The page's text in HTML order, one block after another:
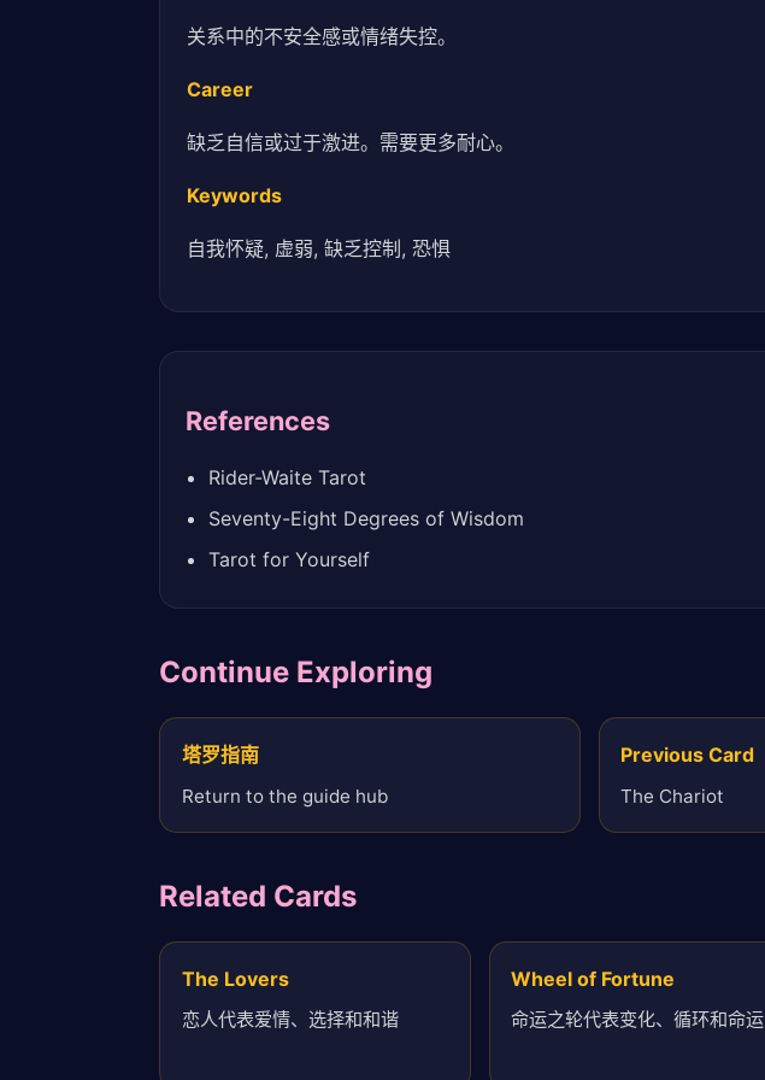
关系中的不安全感或情绪失控。
Career
缺乏自信或过于激进。需要更多耐心。
Keywords
自我怀疑, 虚弱, 缺乏控制, 恐惧
References
Rider-Waite Tarot
Seventy-Eight Degrees of Wisdom
Tarot for Yourself
Continue Exploring
塔罗指南
Return to the guide hub
Previous Card
The Chariot
Related Cards
The Lovers
恋人代表爱情、选择和和谐
Wheel of Fortune
命运之轮代表变化、循环和命运